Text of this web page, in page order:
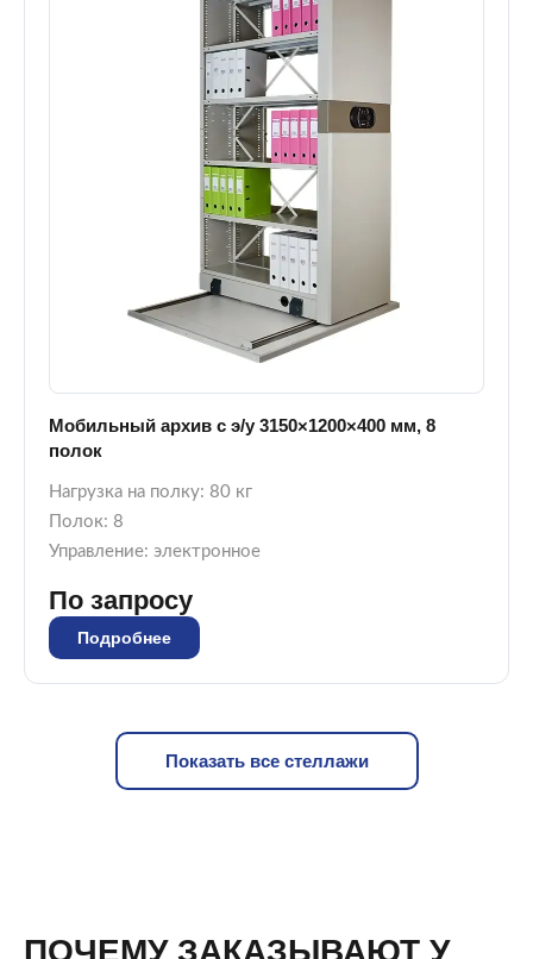
Мобильный архив с э/у 3150×1200×400 мм, 8
полок
Нагрузка на полку: 80 кг
Полок: 8
Управление: электронное
По запросу
Подробнее
Показать все стеллажи
ПОЧЕМУ ЗАКАЗЫВАЮТ У